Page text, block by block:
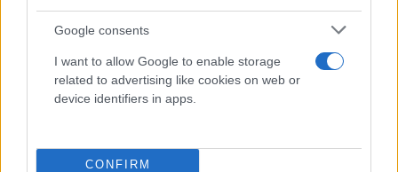
Google consents
I want to allow Google to enable storage
related to advertising like cookies on web or
device identifiers in apps.
CONFIRM
Flash.grστην αναζήτηση τηςGoogle